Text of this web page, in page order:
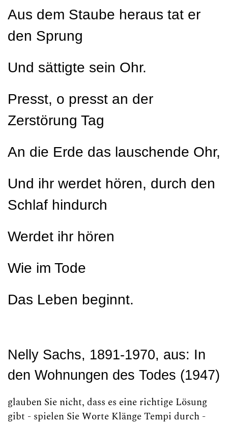
Aus dem Staube heraus tat er
den Sprung
Und sättigte sein Ohr.
Presst, o presst an der
Zerstörung Tag
An die Erde das lauschende Ohr,
Und ihr werdet hören, durch den
Schlaf hindurch
Werdet ihr hören
Wie im Tode
Das Leben beginnt.
Nelly Sachs, 1891-1970, aus: In
den Wohnungen des Todes (1947)
glauben Sie nicht, dass es eine richtige Lösung
gibt - spielen Sie Worte Klänge Tempi durch -